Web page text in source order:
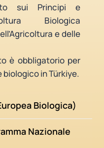
sui Principi e
Biologica
e delle
è obbligatorio per
in Türkiye.
Biologica)
Nazionale